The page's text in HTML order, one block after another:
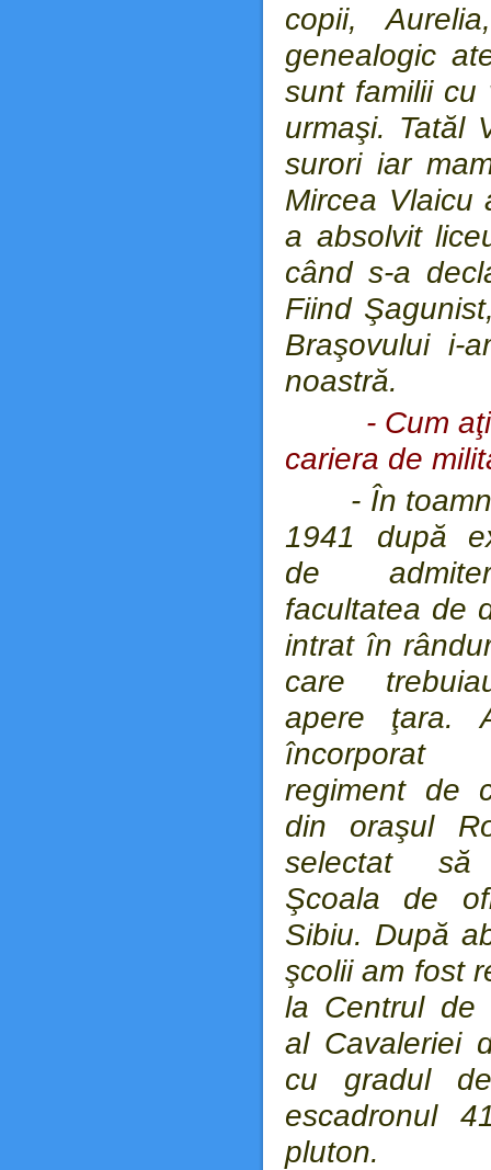
copii,
genealogic
sunt familii cu
urmaşi. Tatăl
surori iar
Mircea Vlaicu
a absolvit
când s-a
Fiind
Braşovului i-
noastră.
- Cum
cariera de
- În
1941 după
de
facultatea de
intrat în
care
apere ţara.
încorporat
regiment de
din oraşul
selectat să
Şcoala de
Sibiu. După
şcolii am fost
la Centrul de
al Cavaleriei
cu gradul
escadronul
pluton.